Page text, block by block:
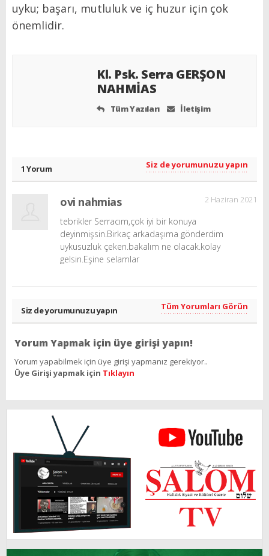
uyku; başarı, mutluluk ve iç huzur için çok
önemlidir.
Kl. Psk. Serra GERŞON
NAHMİAS
Tüm Yazıları İletişim
1 Yorum Siz de yorumunuzu yapın
2 Haziran 2021
ovi nahmias
tebrikler Serracım,çok iyi bir konuya
deyinmişsin.Birkaç arkadaşıma gönderdim
uykusuzluk çeken.bakalım ne olacak.kolay
gelsin.Eşine selamlar
Siz de yorumunuzu yapın Tüm Yorumları Görün
Yorum Yapmak için üye girişi yapın!
Yorum yapabilmek için üye girişi yapmanız gerekiyor..
Üye Girişi yapmak için Tıklayın